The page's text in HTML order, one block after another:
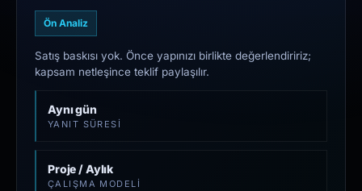
Ön Analiz
Satış baskısı yok. Önce yapınızı birlikte değerlendiririz;
kapsam netleşince teklif paylaşılır.
Aynı gün
YANIT SÜRESI
Proje / Aylık
ÇALIŞMA MODELI